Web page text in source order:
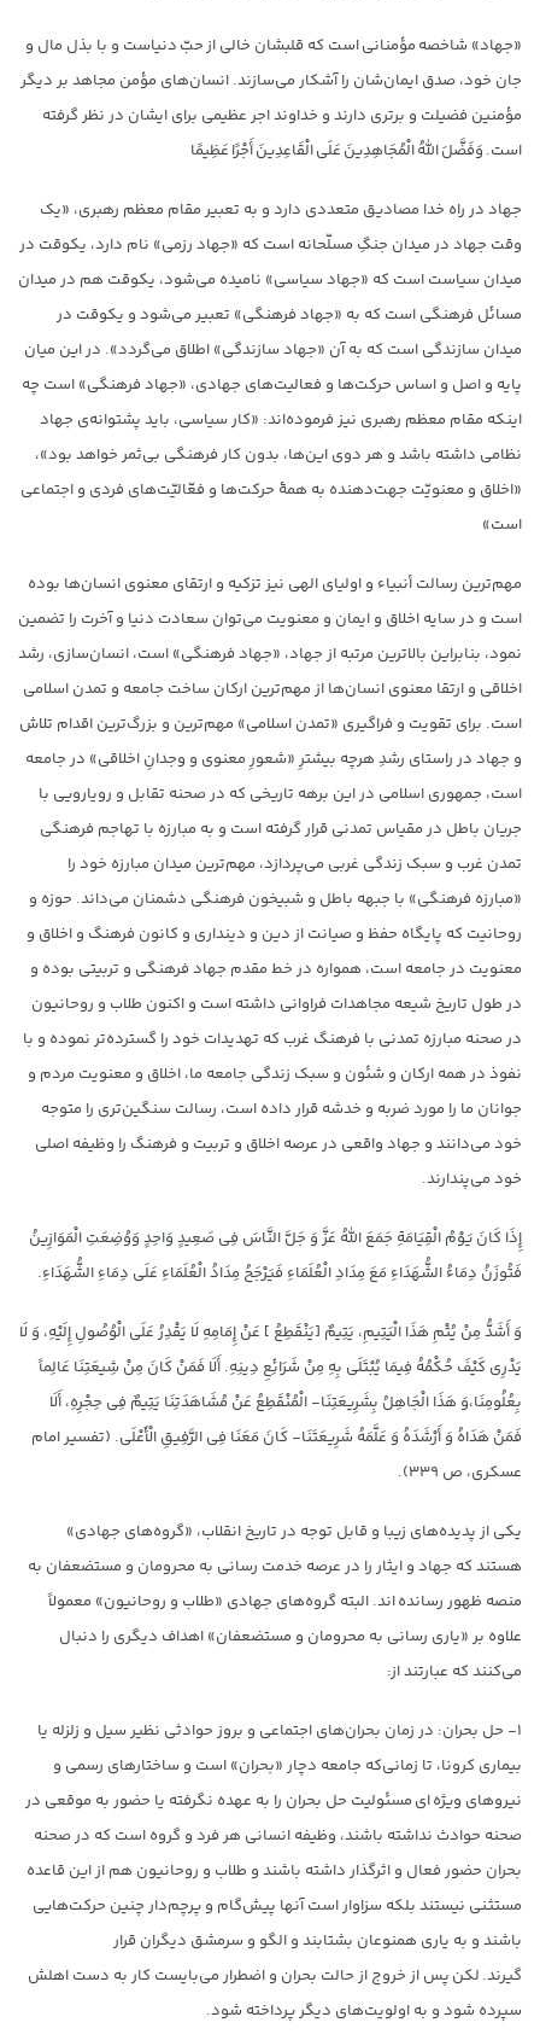
«جهاد» شاخصه مؤمنانی است که قلبشان خالی از حبّ دنیاست و با بذل مال و
جان خود، صدق ایمان‌شان را آشکار می‌سازند. انسان‌های مؤمن مجاهد بر دیگر
مؤمنین فضیلت و برتری دارند و خداوند اجر عظیمی برای ایشان در نظر گرفته
است. وَفَضَّلَ اللَّهُ الْمُجَاهِدِینَ عَلَی الْقَاعِدِینَ أَجْرًا عَظِیمًا
جهاد در راه خدا مصادیق متعددی دارد و به تعبیر مقام معظم رهبری، «یک
‏وقت جهاد در میدان جنگِ مسلّحانه است که «جهاد رزمی» نام دارد، یک‏وقت در
میدان سیاست است که «جهاد سیاسی» نامیده می‌شود، یک‏وقت هم در میدان
مسائل فرهنگی است که به «جهاد فرهنگی» تعبیر می‌شود و یک‏وقت در
میدان سازندگی است که به آن «جهاد سازندگی» اطلاق می‌گردد». در این میان
پایه و اصل و اساس حرکت‌ها و فعالیت‌های جهادی، «جهاد فرهنگی» است چه
اینکه مقام معظم رهبری نیز فرموده‌اند: «کار سیاسی، باید پشتوانه‌ی جهاد
نظامی داشته باشد و هر دوی این‌ها، بدون کار فرهنگی بی‌ثمر خواهد بود»،
«اخلاق و معنویّت جهت‌دهنده به همۀ حرکت‌ها و فعّالیّت‌های فردی و اجتماعی
است»
مهم‌ترین رسالت أنبیاء و اولیای الهی نیز تزکیه و ارتقای معنوی انسان‌ها بوده
است و در سایه اخلاق و ایمان و معنویت می‌توان سعادت دنیا و آخرت را تضمین
نمود، بنابراین بالاترین مرتبه از جهاد، «جهاد فرهنگی» است، انسان‌سازی، رشد
اخلاقی و ارتقا معنوی انسان‌ها از مهم‌ترین ارکان ساخت جامعه و تمدن اسلامی
است. برای تقویت و فراگیری «تمدن اسلامی» مهم‌ترین و بزرگ‌ترین اقدام تلاش
و جهاد در راستای رشدِ هرچه بیشترِ «شعورِ معنوی و وجدانِ اخلاقی» در جامعه
است، جمهوری اسلامی در این برهه تاریخی که در صحنه تقابل و رویارویی با
جریان باطل در مقیاس تمدنی قرار گرفته است و به مبارزه با تهاجم فرهنگی
تمدن غرب و سبک زندگی غربی می‌پردازد، مهم‌ترین میدان مبارزه خود را
«مبارزه فرهنگی» با جبهه باطل و شبیخون فرهنگی دشمنان می‌داند. حوزه و
روحانیت که پایگاه حفظ و صیانت از دین و دینداری و کانون فرهنگ و اخلاق و
معنویت در جامعه است، همواره در خط مقدم جهاد فرهنگی و تربیتی بوده و
در طول تاریخ شیعه مجاهدات فراوانی داشته است و اکنون طلاب و روحانیون
در صحنه مبارزه تمدنی با فرهنگ غرب که تهدیدات خود را گسترده‌تر نموده و با
نفوذ در همه ارکان و شئون و سبک زندگی جامعه ما، اخلاق و معنویت مردم و
جوانان ما را مورد ضربه و خدشه قرار داده است، رسالت سنگین‌تری را متوجه
خود می‌دانند و جهاد واقعی در عرصه اخلاق و تربیت و فرهنگ را وظیفه اصلی
خود می‌پندارند.
إِذَا کَانَ یَوْمُ الْقِیَامَةِ جَمَعَ اللَّهُ عَزَّ وَ جَلَّ النَّاسَ فِی صَعِیدٍ وَاحِدٍ وَوُضِعَتِ الْمَوَازِینُ
فَتُوزَنُ دِمَاءُ الشُّهَدَاءِ مَعَ مِدَادِ الْعُلَمَاءِ فَیَرْجَحُ مِدَادُ الْعُلَمَاءِ عَلَی دِمَاءِ الشُّهَدَاءِ.
وَ أَشَدُّ مِنْ یُتْمِ هَذَا الْیَتِیمِ، یَتِیمٌ [یَنْقَطِعُ ‏] عَنْ إِمَامِهِ لَا یَقْدِرُ عَلَی الْوُصُولِ إِلَیْهِ، وَ لَا
یَدْرِی کَیْفَ حُکْمُهُ فِیمَا یُبْتَلَی بِهِ مِنْ شَرَائِعِ دِینِهِ. أَلَا فَمَنْ کَانَ مِنْ شِیعَتِنَا عَالِماً
بِعُلُومِنَا،وَ هَذَا الْجَاهِلُ بِشَرِیعَتِنَا- الْمُنْقَطِعُ عَنْ مُشَاهَدَتِنَا یَتِیمٌ فِی حِجْرِهِ، أَلَا
فَمَنْ هَدَاهُ وَ أَرْشَدَهُ وَ عَلَّمَهُ شَرِیعَتَنَا- کَانَ مَعَنَا فِی الرَّفِیقِ الْأَعْلَی. (تفسیر امام
عسکری، ص ۳۳۹).
یکی از پدیده‌های زیبا و قابل توجه در تاریخ انقلاب، «گروه‌های جهادی»
هستند که جهاد و ایثار را در عرصه خدمت رسانی به محرومان و مستضعفان به
منصه ظهور رسانده اند. البته گروه‌های جهادی «طلاب و روحانیون» معمولاً
علاوه بر «یاری رسانی به محرومان و مستضعفان» اهداف دیگری را دنبال
می‌کنند که عبارتند از:
۱- حل بحران: در زمان بحران‌های اجتماعی و بروز حوادثی نظیر سیل و زلزله یا
بیماری کرونا، تا زمانی‌که جامعه دچار «بحران» است و ساختارهای رسمی و
نیروهای ویژه ای مسئولیت حل بحران را به عهده نگرفته یا حضور به موقعی در
صحنه حوادث نداشته باشند، وظیفه انسانی هر فرد و گروه است که در صحنه
بحران حضور فعال و اثرگذار داشته باشند و طلاب و روحانیون هم از این قاعده
مستثنی نیستند بلکه سزاوار است آنها پیش‌گام و پرچم‌دار چنین حرکت‌هایی
باشند و به یاری همنوعان بشتابند و الگو و سرمشق دیگران قرار
گیرند. لکن پس از خروج از حالت بحران و اضطرار می‌بایست کار به دست اهلش
سپرده شود و به اولویت‌های دیگر پرداخته شود.